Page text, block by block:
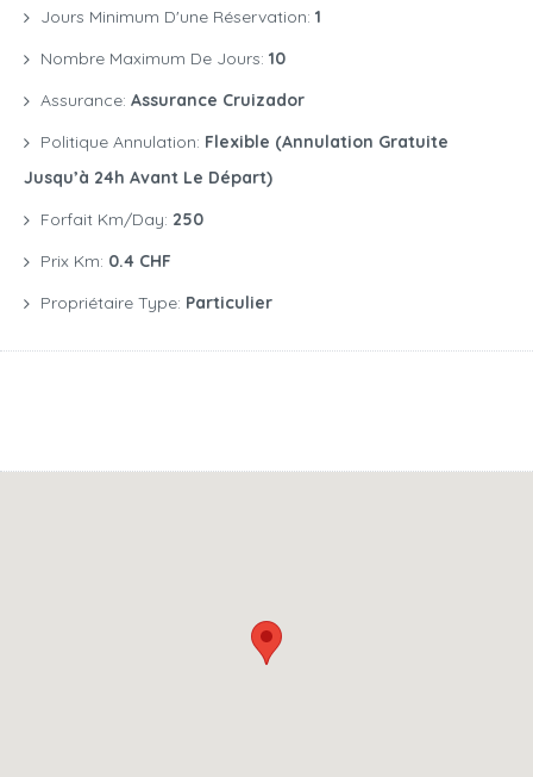
Jours Minimum D'une Réservation: 1
Nombre Maximum De Jours: 10
Assurance: Assurance Cruizador
Politique Annulation: Flexible (annulation Gratuite
Jusqu’à 24h Avant Le Départ)
Forfait Km/day: 250
Prix Km: 0.4 CHF
Propriétaire Type: Particulier